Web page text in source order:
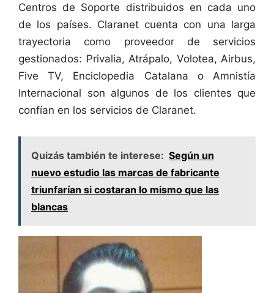
Centros de Soporte distribuidos en cada uno
de los países. Claranet cuenta con una larga
trayectoria como proveedor de servicios
gestionados: Privalia, Atrápalo, Volotea, Airbus,
Five TV, Enciclopedia Catalana o Amnistía
Internacional son algunos de los clientes que
confían en los servicios de Claranet.
Quizás también te interese: Según un
nuevo estudio las marcas de fabricante
triunfarían si costaran lo mismo que las
blancas